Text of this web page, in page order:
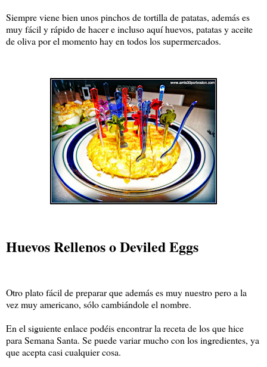
Siempre viene bien unos pinchos de tortilla de patatas, además es
muy fácil y rápido de hacer e incluso aquí huevos, patatas y aceite
de oliva por el momento hay en todos los supermercados.
Huevos Rellenos o Deviled Eggs
Otro plato fácil de preparar que además es muy nuestro pero a la
vez muy americano, sólo cambiándole el nombre.
En el siguiente enlace podéis encontrar la receta de los que hice
para Semana Santa. Se puede variar mucho con los ingredientes, ya
que acepta casi cualquier cosa.